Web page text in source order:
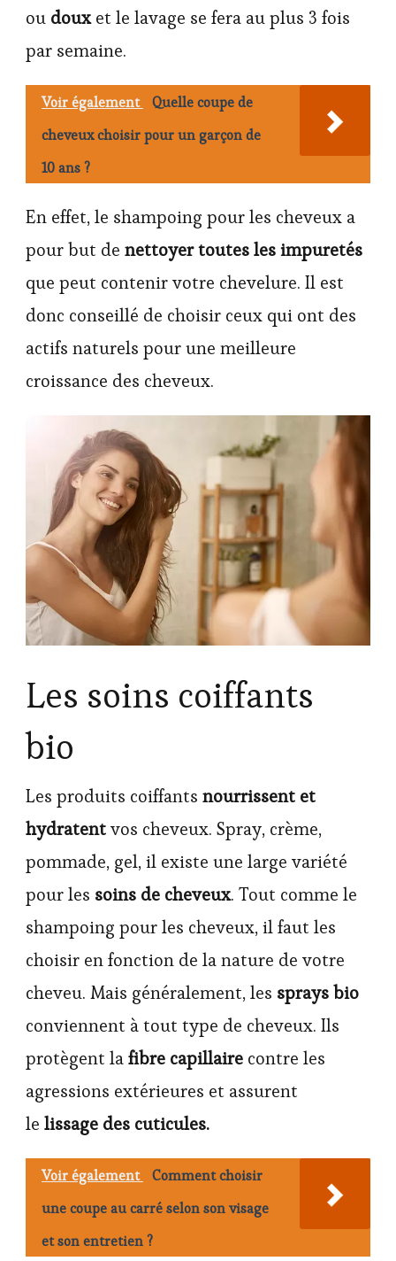
ou douxet le lavage se fera au plus 3 fois
par semaine.
Voir également
Quelle coupe de
cheveux choisir pour un garçon de
10 ans ?
En effet, le shampoing pour les cheveux a
pour but de nettoyer toutes les impuretés
que peut contenir votre chevelure. Il est
donc conseillé de choisir ceux qui ont des
actifs naturels pour une meilleure
croissance des cheveux.
Les soins coiffants
bio
Les produits coiffants nourrissent et
hydratentvos cheveux. Spray, crème,
pommade, gel, il existe une large variété
pour les soins de cheveux. Tout comme le
shampoing pour les cheveux, il faut les
choisir en fonction de la nature de votre
cheveu. Mais généralement, les sprays bio
conviennent à tout type de cheveux. Ils
protègent lafibre capillaire contre les
agressions extérieures et assurent
le lissage des cuticules.
Voir également
Comment choisir
une coupe au carré selon son visage
et son entretien ?